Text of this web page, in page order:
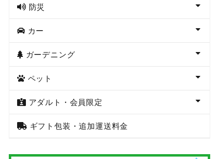
防災
カー
ガーデニング
ペット
アダルト・会員限定
ギフト包装・追加運送料金